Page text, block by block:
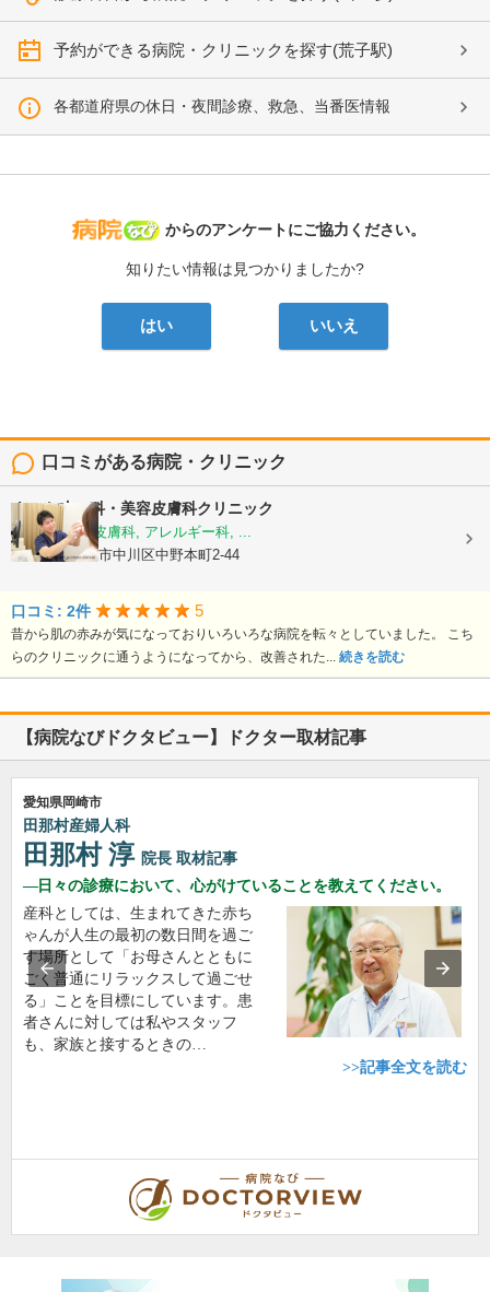
予約ができる病院・クリニックを探す(荒子駅)
各都道府県の休日・夜間診療、救急、当番医情報
病院なび
からのアンケートにご協力ください。
知りたい情報は見つかりましたか?
はい いいえ
口コミがある病院・クリニック
あつた皮ふ科・美容皮膚科クリニック
皮膚科, 美容皮膚科, アレルギー科, ...
愛知県名古屋市中川区中野本町2-44
口コミ: 2件 5
昔から肌の赤みが気になっておりいろいろな病院を転々としていました。 こち
らのクリニックに通うようになってから、改善された... 続きを読む
【病院なびドクタビュー】ドクター取材記事
愛知県岡崎市
田那村産婦人科
田那村 淳 院長 取材記事
日々の診療において、心がけていることを教えてください。
産科としては、生まれてきた赤ち
ゃんが人生の最初の数日間を過ご
す場所として「お母さんとともに
ごく普通にリラックスして過ごせ
る」ことを目標にしています。患
者さんに対しては私やスタッフ
も、家族と接するときの…
>>記事全文を読む